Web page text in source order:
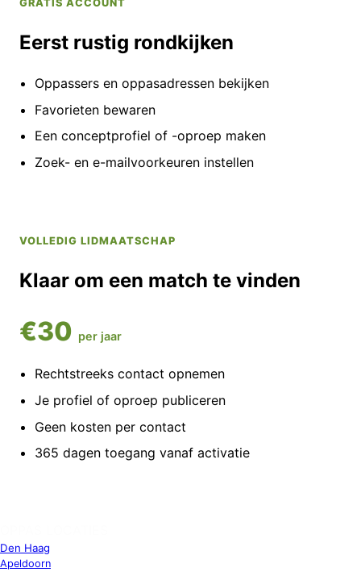
GRATIS ACCOUNT
Eerst rustig rondkijken
Oppassers en oppasadressen bekijken
Favorieten bewaren
Een conceptprofiel of -oproep maken
Zoek- en e-mailvoorkeuren instellen
VOLLEDIG LIDMAATSCHAP
Klaar om een match te vinden
€30 per jaar
Rechtstreeks contact opnemen
Je profiel of oproep publiceren
Geen kosten per contact
365 dagen toegang vanaf activatie
Den Haag
Apeldoorn